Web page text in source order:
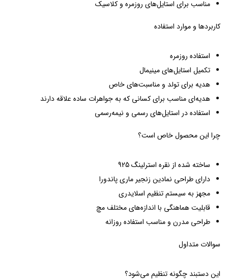
مناسب برای استایل‌های روزمره و کلاسیک
کاربردها و موارد استفاده
استفاده روزمره
تکمیل استایل‌های مینیمال
هدیه برای تولد و مناسبت‌های خاص
هدیه‌ای مناسب برای کسانی که به جواهرات ساده علاقه دارند
استفاده در استایل‌های رسمی و نیمه‌رسمی
چرا این محصول خاص است؟
ساخته شده از نقره استرلینگ 925
دارای طراحی نمادین زنجیر ماری پاندورا
مجهز به سیستم تنظیم اسلایدری
قابلیت هماهنگی با اندازه‌های مختلف مچ
طراحی مدرن و مناسب استفاده روزانه
سوالات متداول
این دستبند چگونه تنظیم می‌شود؟